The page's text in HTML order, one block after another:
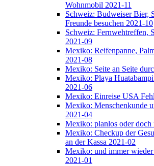
Wohnmobil 2021-11
Schweiz: Budweiser Bier,
Freunde besuchen 2021-10
Schweiz: Fernwehtreffen,
2021-09
Mexiko: Reifenpanne,
2021-08
Mexiko: Seite an Seite
Mexiko: Playa
2021-06
Mexiko: Einreise USA
Mexiko: Menschenkunde
2021-04
Mexiko: planlos oder doch
Mexiko: Checkup der
an der Kassa 2021-02
Mexiko: und immer
2021-01